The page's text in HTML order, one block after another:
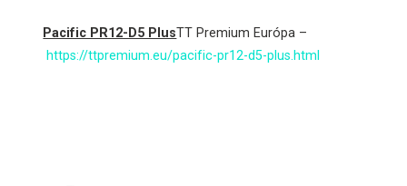
Pacific PR12-D5 PlusTT Premium Európa –
https://ttpremium.eu/pacific-pr12-d5-plus.html